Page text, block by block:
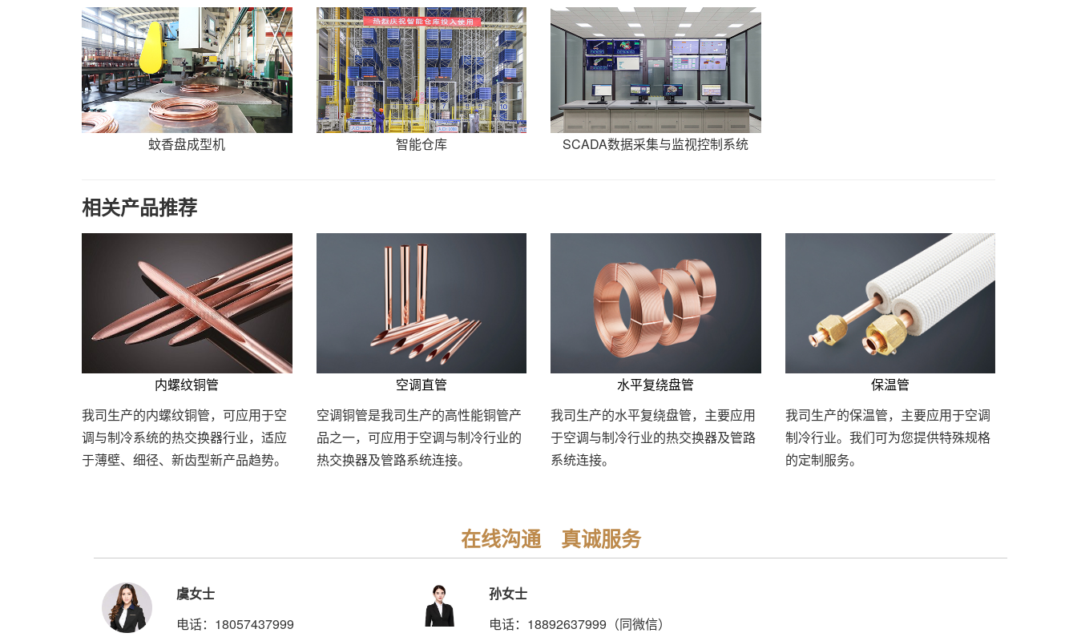
蚊香盘成型机 智能仓库 SCADA数据采集与监视控制系统
相关产品推荐
内螺纹铜管
我司生产的内螺纹铜管，可应用于空
调与制冷系统的热交换器行业，适应
于薄壁、细径、新齿型新产品趋势。
空调直管
空调铜管是我司生产的高性能铜管产
品之一，可应用于空调与制冷行业的
热交换器及管路系统连接。
水平复绕盘管
我司生产的水平复绕盘管，主要应用
于空调与制冷行业的热交换器及管路
系统连接。
保温管
我司生产的保温管，主要应用于空调
制冷行业。我们可为您提供特殊规格
的定制服务。
在线沟通 真诚服务
虞女士
电话：18057437999
孙女士
电话：18892637999（同微信）